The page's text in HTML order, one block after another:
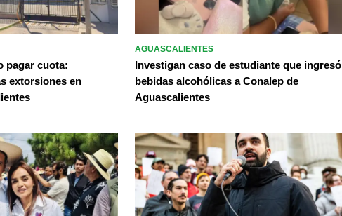
pagar cuota:
extorsiones en
AGUASCALIENTES
Investigan caso de estudiante que ingresó
bebidas alcohólicas a Conalep de
Aguascalientes